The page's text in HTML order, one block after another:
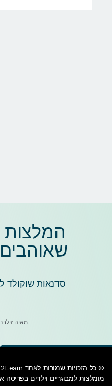
המלצות
סדנאות שוקולד
מאיה
© כל הזכויות שמורות לאתר 2Learn –
מומלצות למבוגרים וילדים בפריסה